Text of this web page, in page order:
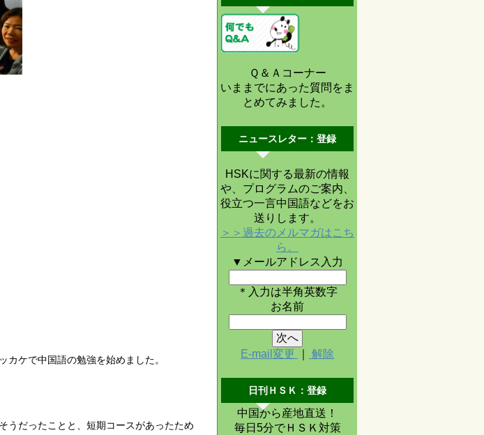
カケで中国語の勉強を始めました。
うだったことと、短期コースがあったため
Ｑ＆Ａコーナー
いままでにあった質問をま
とめてみました。
ニュースレター：登録
HSKに関する最新の情報
や、プログラムのご案内、
役立つ一言中国語などをお
送りします。
＞＞過去のメルマガはこち
ら。
▼メールアドレス入力
＊入力は半角英数字
お名前
E-mail変更 解除
日刊ＨＳＫ：登録
中国から産地直送！
毎日5分でＨＳＫ対策